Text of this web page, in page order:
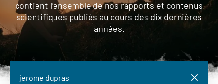
contient l’ensemble de nos rapports et contenus
scientifiques publiés au cours des dix dernières
années.